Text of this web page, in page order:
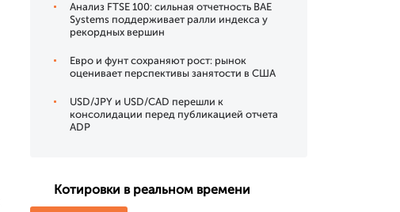
Анализ FTSE 100: сильная отчетность BAE
Systems поддерживает ралли индекса у
рекордных вершин
Евро и фунт сохраняют рост: рынок
оценивает перспективы занятости в США
USD/JPY и USD/CAD перешли к
консолидации перед публикацией отчета
ADP
Котировки в реальном времени